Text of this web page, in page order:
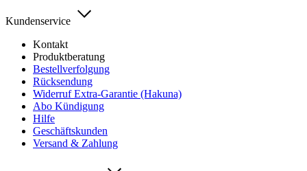
Kundenservice
Kontakt
Produktberatung
Bestellverfolgung
Rücksendung
Widerruf Extra-Garantie (Hakuna)
Abo Kündigung
Hilfe
Geschäftskunden
Versand & Zahlung